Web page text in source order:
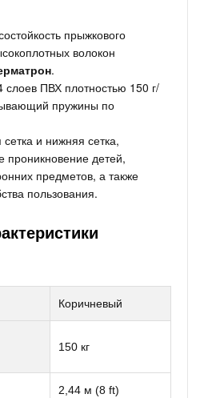
прыжкового
волокон
.
ПВХ плотностью 150 г/
пружины по
и нижняя сетка,
детей,
предметов, а также
пользования.
Коричневый
150 кг
2,44 м (8 ft)